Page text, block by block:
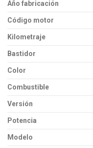
Año fabricación
Código motor
Kilometraje
Bastidor
Color
Combustible
Versión
Potencia
Modelo